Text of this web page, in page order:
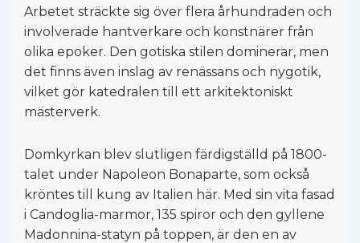
Arbetet sträckte sig över flera århundraden och
involverade hantverkare och konstnärer från
olika epoker. Den gotiska stilen dominerar, men
det finns även inslag av renässans och nygotik,
vilket gör katedralen till ett arkitektoniskt
mästerverk.
Domkyrkan blev slutligen färdigställd på 1800-
talet under Napoleon Bonaparte, som också
kröntes till kung av Italien här. Med sin vita fasad
i Candoglia-marmor, 135 spiror och den gyllene
Madonnina-statyn på toppen, är den en av